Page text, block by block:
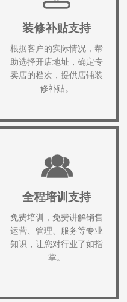
装修补贴支持
根据客户的实际情况，帮
助选择开店地址，确定专
卖店的档次，提供店铺装
修补贴。
全程培训支持
免费培训，免费讲解销售
运营、管理、服务等专业
知识，让您对行业了如指
掌。